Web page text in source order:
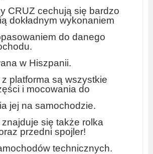
CRUZ cechują się bardzo
dokładnym wykonaniem
do danego
w Hiszpanii.
platforma są wszystkie
i mocowania do
jej na samochodzie.
się także rolka
przedni spojler!
technicznych.